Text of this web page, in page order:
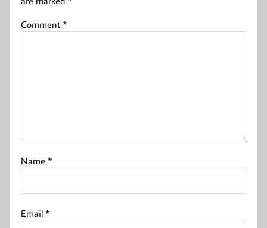
Comment*
Name*
Email*